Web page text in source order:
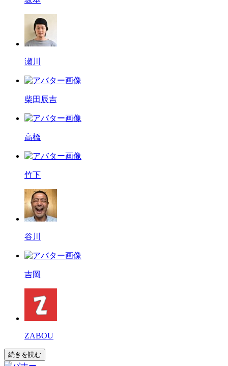
瀬川
柴田辰吉
高橋
竹下
谷川
吉岡
ZABOU
続きを読む